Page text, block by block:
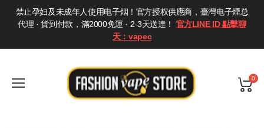
禁止孕妇及未成年人使用电子烟！官方授权供應商，臺灣电子煙总
代理 · 貨到付款，滿2000免運 · 2-3天送達！ 官方LINE ID 點擊聊
天：vapec
0